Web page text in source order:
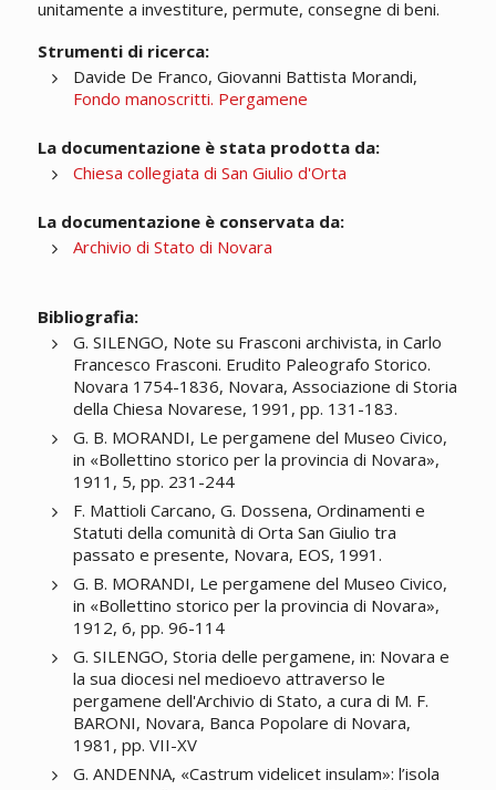
unitamente a investiture, permute, consegne di beni.
Strumenti di ricerca:
Davide De Franco, Giovanni Battista Morandi,
Fondo manoscritti. Pergamene
La documentazione è stata prodotta da:
Chiesa collegiata di San Giulio d'Orta
La documentazione è conservata da:
Archivio di Stato di Novara
Bibliografia:
G. SILENGO, Note su Frasconi archivista, in Carlo
Francesco Frasconi. Erudito Paleografo Storico.
Novara 1754-1836, Novara, Associazione di Storia
della Chiesa Novarese, 1991, pp. 131-183.
G. B. MORANDI, Le pergamene del Museo Civico,
in «Bollettino storico per la provincia di Novara»,
1911, 5, pp. 231-244
F. Mattioli Carcano, G. Dossena, Ordinamenti e
Statuti della comunità di Orta San Giulio tra
passato e presente, Novara, EOS, 1991.
G. B. MORANDI, Le pergamene del Museo Civico,
in «Bollettino storico per la provincia di Novara»,
1912, 6, pp. 96-114
G. SILENGO, Storia delle pergamene, in: Novara e
la sua diocesi nel medioevo attraverso le
pergamene dell'Archivio di Stato, a cura di M. F.
BARONI, Novara, Banca Popolare di Novara,
1981, pp. VII-XV
G. ANDENNA, «Castrum videlicet insulam»: l’isola